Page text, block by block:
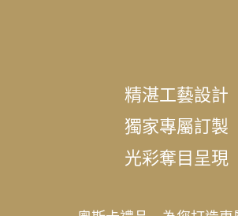
精湛工藝設計
獨家專屬訂製
光彩奪目呈現